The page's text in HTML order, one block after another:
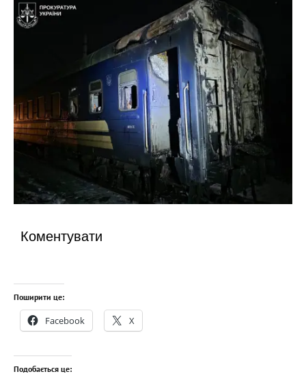
Коментувати
Поширити це:
Facebook X
Подобається це: